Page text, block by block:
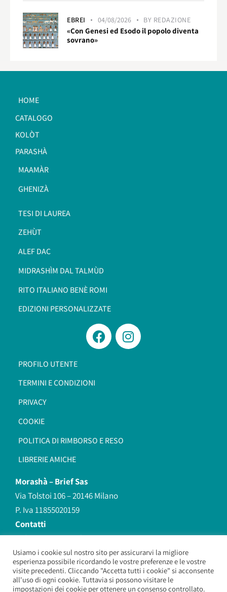
EBREI 04/08/2026 BY REDAZIONE
«Con Genesi ed Esodo il popolo diventa
sovrano»
HOME
CATALOGO
KOLÒT
PARASHÀ
MAAMÀR
GHENIZÀ
TESI DI LAUREA
ZEHÙT
ALEF DAC
MIDRASHÌM DAL TALMÙD
RITO ITALIANO BENÈ ROMI​
EDIZIONI PERSONALIZZATE
PROFILO UTENTE
TERMINI E CONDIZIONI
PRIVACY
COOKIE
POLITICA DI RIMBORSO E RESO
LIBRERIE AMICHE
Morashà –Brief Sas
Via Tolstoi 106 – 20146 Milano
P. Iva 11855020159
Contatti
redazione@morasha.it
339 8596707
(anche Whatsapp)
Usiamo i cookie sul nostro sito per assicurarvi la migliore
esperienza possibile ricordando le vostre preferenze e le vostre
visite precedenti. Cliccando "Accetta tutti i cookie" si acconsente
all'uso di ogni cookie. Tuttavia si possono visitare le
impostazioni dei cookie per ottenere un consenso controllato.